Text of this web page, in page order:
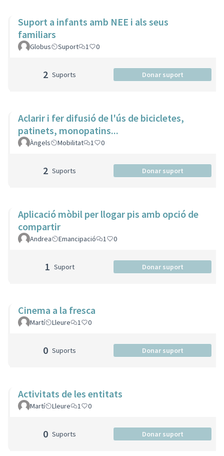
Suport a infants amb NEE i als seus
familiars
Globus Suport 1 0
2 Suports Donar suport
Aclarir i fer difusió de l'ús de bicicletes,
patinets, monopatins...
Àngels Mobilitat 1 0
2 Suports Donar suport
Aplicació mòbil per llogar pis amb opció de
compartir
Andrea Emancipació 1 0
1 Suport Donar suport
Cinema a la fresca
Martí Lleure 1 0
0 Suports Donar suport
Activitats de les entitats
Martí Lleure 1 0
0 Suports Donar suport